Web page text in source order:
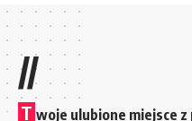
//
T woje ulubione miejsce z